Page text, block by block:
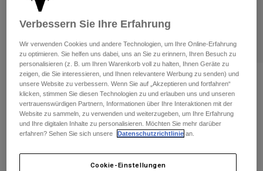
Handschuhe
Protektoren
Brillen
Socken
Zubehör
Socken
Taschen & Zubehör
Spare parts
T-Shirts & Tops
Jacken
Hosen
Shirts
Alle anzeigen
Kinder
Moto
Helme
Jerseys
Hosen
Stiefel
Guards
Bewertungen
Shorts Flexair
Artikelnr.33760
Price reduced from
€ 99,99to€ 69,99 30% OFF
Verbessern Sie Ihre Erfahrung
Wir verwenden Cookies und andere Technologien, um Ihre Online-Erfahrung
zu optimieren. Sie helfen uns dabei, uns an Sie zu erinnern, Ihren Besuch zu
personalisieren (z. B. um Ihren Warenkorb voll zu halten, Ihnen Geräte zu
zeigen, die Sie interessieren, und Ihnen relevantere Werbung zu senden) und
unsere Website zu verbessern. Wenn Sie auf „Akzeptieren und fortfahren“
klicken, stimmen Sie diesen Technologien zu und erlauben uns und unseren
vertrauenswürdigen Partnern, Informationen über Ihre Interaktionen mit der
Website zu sammeln, zu verwenden und weiterzugeben, um Ihre Erfahrung
und Ihre digitalen Inhalte zu personalisieren. Möchten Sie mehr darüber
erfahren? Sehen Sie sich unsere
Datenschutzrichtlinie an.
Cookie-Einstellungen